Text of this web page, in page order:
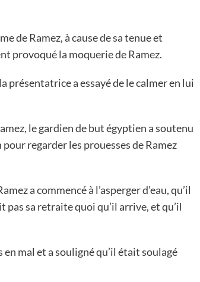
de Ramez, à cause de sa tenue et
provoqué la moquerie de Ramez.
présentatrice a essayé de le calmer en lui
le gardien de but égyptien a soutenu
regarder les prouesses de Ramez
a commencé à l’asperger d’eau, qu’il
sa retraite quoi qu’il arrive, et qu’il
mal et a souligné qu’il était soulagé